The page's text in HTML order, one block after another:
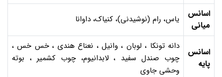
اسانس
میانی
یاس، رام (نوشیدنی)، کنیاک، داوانا
اسانس
پایه
دانه تونکا ، لوبان ، وانیل ، نعناع هندی ، خس خس ،
چوب صندل سفید ، لابدانیوم، چوب کشمیر ، بوته
وحشی جاوی